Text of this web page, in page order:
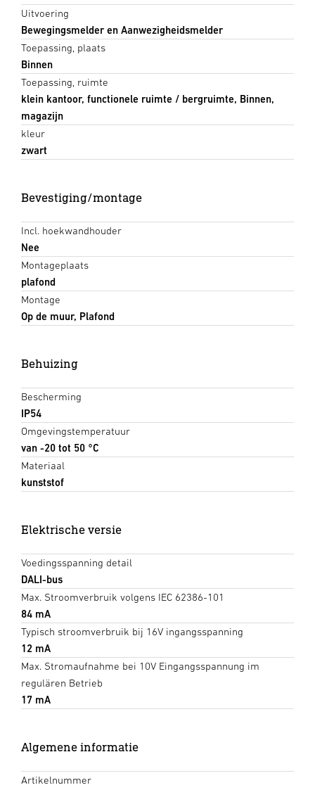
Uitvoering
Bewegingsmelder en Aanwezigheidsmelder
Toepassing, plaats
Binnen
Toepassing, ruimte
klein kantoor, functionele ruimte / bergruimte, Binnen,
magazijn
kleur
zwart
Bevestiging/montage
Incl. hoekwandhouder
Nee
Montageplaats
plafond
Montage
Op de muur, Plafond
Behuizing
Bescherming
IP54
Omgevingstemperatuur
van -20 tot 50 °C
Materiaal
kunststof
Elektrische versie
Voedingsspanning detail
DALI-bus
Max. Stroomverbruik volgens IEC 62386-101
84 mA
Typisch stroomverbruik bij 16V ingangsspanning
12 mA
Max. Stromaufnahme bei 10V Eingangsspannung im
regulären Betrieb
17 mA
Algemene informatie
Artikelnummer